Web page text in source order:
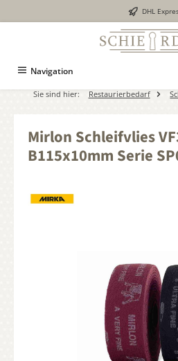
DHL
Navigation
Sie sind hier: Restaurierbedarf
Mirlon Schleifvlies
B115x10mm Serie